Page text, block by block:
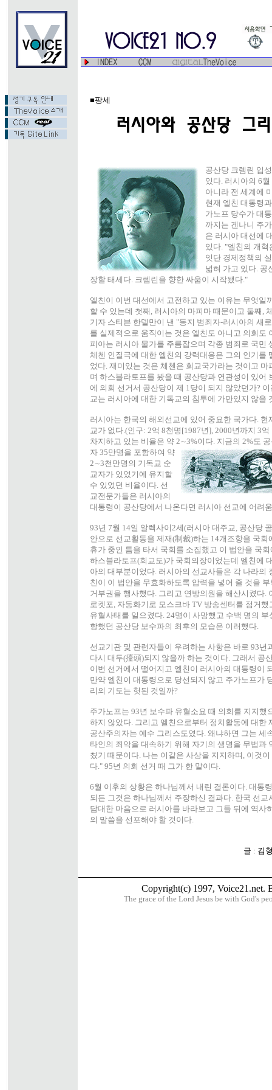
■팡세
공산당 크렘린 입
있다. 러시아의 6
아니라 전 세계에
현재 엘친 대통령
가노프 당수가 대
까지는 겐나니 주
은 러시아 대선에
있다. "엘친의 개혁
잇단 경제정책의
넓혀 가고 있다. 공
장할 태세다. 크렘린을 향한 싸움이 시작됐다."
엘친이 이번 대선에서 고전하고 있는 이유는 무엇일
할 수 있는데 첫째, 러시아의 마피마 때문이고 둘째,
기자 스티븐 한델만이 낸 "동지 범죄자-러시아의 새
를 실제적으로 움직이는 것은 엘친도 아니고 의회도
피아는 러시아 물가를 주름잡으며 각종 범죄로 국민
체첸 인질극에 대한 엘친의 강력대응은 그의 인기를
었다. 재미있는 것은 체첸은 회교국가라는 것이고
며 하스블라토프를 봤을 때 공산당과 연관성이 있어
에 의회 선거서 공산당이 제 1당이 되지 않았던가?
교는 러시아에 대한 기독교의 침투에 가만있지 않을
러시아는 한국의 해외선교에 있어 중요한 국가다.
교가 없다.(인구: 2억 8천명[1987년], 2000년까지 3
차지하고 있는 비율은 약 2∼3%이다. 지금의 2%도
자 35만명을 포함하여 약
2∼3천만명의 기독교 순
교자가 있었기에 유지할
수 있었던 비율이다. 선
교전문가들은 러시아의
대통령이 공산당에서 나온다면 러시아 선교에 어려
93년 7월 14일 알렉사이2세(러시아 대주교, 공산당
안으로 선교활동을 제재(制裁)하는 14개조항을 국회
휴가 중인 틈을 타서 국회를 소집했고 이 법안을 국
하스블라토프(회교도)가 국회의장이었는데 엘친에
아의 대부분이었다. 러시아의 선교사들은 각 나라의
친이 이 법안을 무효화하도록 압력을 넣어 줄 것을
거부권을 행사했다. 그리고 연방의원을 해산시켰다.
로켓포, 자동화기로 모스크바 TV 방송센터를 점거
유혈사태를 일으켰다. 24명이 사망했고 수백 명의
항했던 공산당 보수파의 최후의 모습은 이러했다.
선교기관 및 관련자들이 우려하는 사항은 바로 93년
다시 대두(擡頭)되지 않을까 하는 것이다. 그래서 공
이번 선거에서 떨어지고 엘친이 러시아의 대통령이
만약 엘친이 대통령으로 당선되지 않고 주가노프가
리의 기도는 헛된 것일까?
주가노프는 93년 보수파 유혈소요 때 의회를 지지했
하지 않았다. 그리고 엘친으로부터 정치활동에 대한
공산주의자는 예수 그리스도였다. 왜냐하면 그는 세
타인의 죄악을 대속하기 위해 자기의 생명을 무법과
쳤기 때문이다. 나는 이같은 사상을 지지하며, 이것
다." 95년 의회 선거 때 그가 한 말이다.
6월 이후의 상황은 하나님께서 내린 결론이다. 대통
되든 그것은 하나님께서 주장하신 결과다. 한국 선
담대한 마음으로 러시아를 바라보고 그들 뒤에 역사
의 말씀을 선포해야 할 것이다.
글 : 김
Copyright(c) 1997, Voice21.net.
The grace of the Lord Jesus be with God's